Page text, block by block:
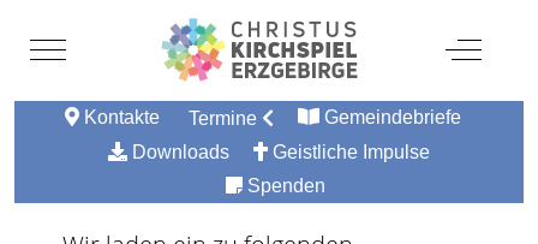
Mobile Menu Toggle Off-
Kontakte Termine
Gemeindebriefe
Downloads
Geistliche Impulse
Spenden